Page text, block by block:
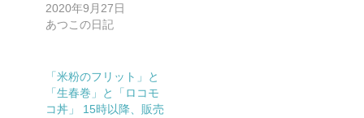
2020年9月27日
あつこの日記
「米粉のフリット」と
「生春巻」と「ロコモ
コ丼」 15時以降、販売